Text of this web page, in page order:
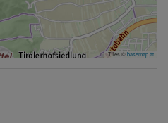
Tiles ©basemap.at